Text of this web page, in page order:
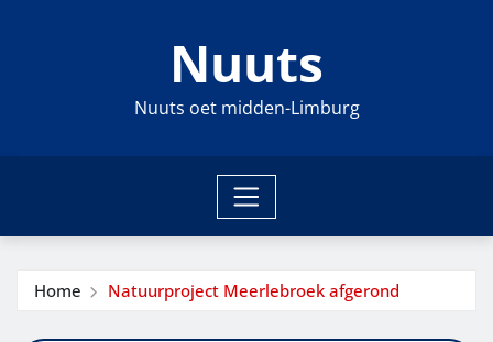
Nuuts
Nuuts oet midden-Limburg
Home Natuurproject Meerlebroek afgerond